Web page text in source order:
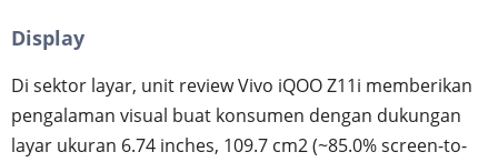
Display
Di sektor layar, unit review Vivo iQOO Z11i memberikan
pengalaman visual buat konsumen dengan dukungan
layar ukuran 6.74 inches, 109.7 cm2 (~85.0% screen-to-